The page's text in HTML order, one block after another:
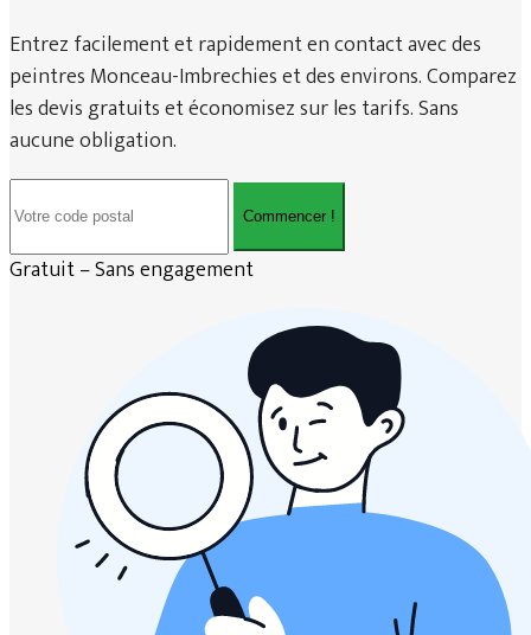
Entrez facilement et rapidement en contact avec des
peintres Monceau-Imbrechies et des environs. Comparez
les devis gratuits et économisez sur les tarifs. Sans
aucune obligation.
Commencer !
Gratuit – Sans engagement